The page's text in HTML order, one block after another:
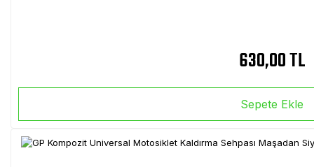
630,00 TL
Sepete Ekle